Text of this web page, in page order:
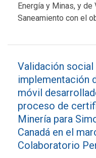
Energía y Minas, y
Saneamiento con el
Validación
implementación
móvil
proceso de
Minería para
Canadá en el
Colaboratorio